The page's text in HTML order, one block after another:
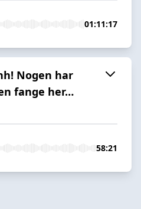
01:11:17
Nogen har
fange her…
58:21